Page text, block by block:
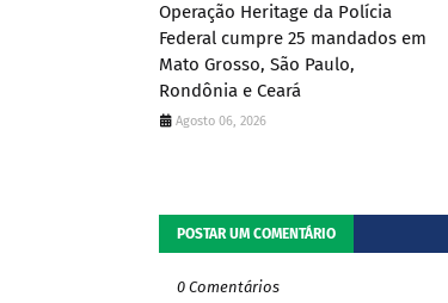
Operação Heritage da Polícia
Federal cumpre 25 mandados em
Mato Grosso, São Paulo,
Rondônia e Ceará
Agosto 06, 2026
POSTAR UM COMENTÁRIO
0 Comentários